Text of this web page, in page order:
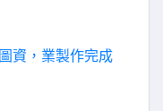
資，業製作完成